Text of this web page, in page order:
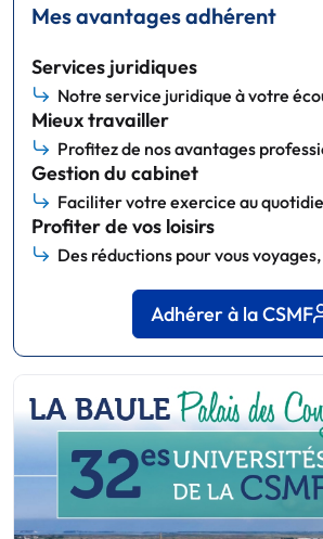
Mes avantages adhérent
Services juridiques
Notre service juridique à votre
Mieux travailler
Profitez de nos avantages
Gestion du cabinet
Faciliter votre exercice au
Profiter de vos loisirs
Des réductions pour vous
Adhérer à la CSMF